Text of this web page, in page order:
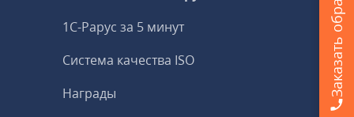
1С-Рарус за 5 минут
Система качества ISO
Награды